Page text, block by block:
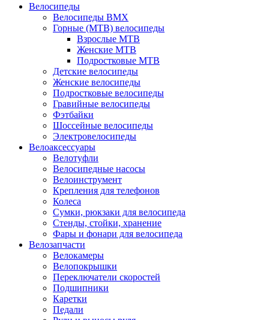
Велосипеды
Велосипеды BMX
Горные (MTB) велосипеды
Взрослые MTB
Женские MTB
Подростковые MTB
Детские велосипеды
Женские велосипеды
Подростковые велосипеды
Гравийные велосипеды
Фэтбайки
Шоссейные велосипеды
Электровелосипеды
Велоаксессуары
Велотуфли
Велосипедные насосы
Велоинструмент
Крепления для телефонов
Колеса
Сумки, рюкзаки для велосипеда
Стенды, стойки, хранение
Фары и фонари для велосипеда
Велозапчасти
Велокамеры
Велопокрышки
Переключатели скоростей
Подшипники
Каретки
Педали